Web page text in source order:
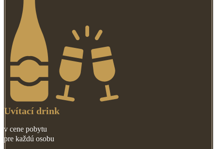
Uvítací drink
v cene pobytu
pre každú osobu